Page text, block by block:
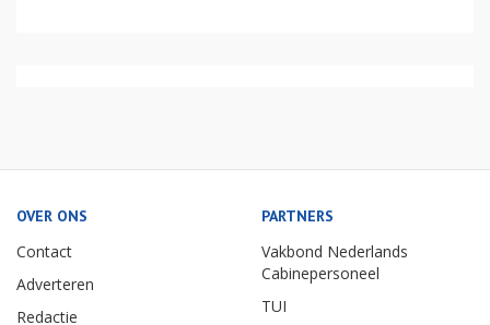
OVER ONS
Contact
Adverteren
Redactie
PARTNERS
Vakbond Nederlands
Cabinepersoneel
TUI